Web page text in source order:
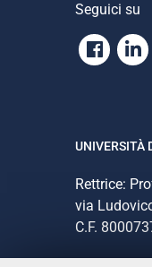
Seguici su
UNIVERSITÀ
Rettrice:
via
C.F.